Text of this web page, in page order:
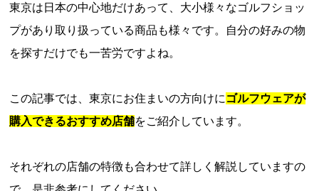
東京は日本の中心地だけあって、大小様々なゴルフショッ
プがあり取り扱っている商品も様々です。自分の好みの物
を探すだけでも一苦労ですよね。
この記事では、東京にお住まいの方向けに ゴルフウェアが
購入できるおすすめ店舗をご紹介しています。
それぞれの店舗の特徴も合わせて詳しく解説していますの